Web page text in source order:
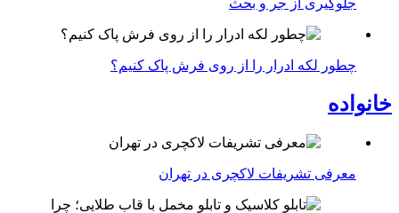
جلوگیری از جر و بحث
چطور لکه ادرار را از روی فرش پاک کنیم؟
خانواده
معرفی تشریفات لاکچری در تهران